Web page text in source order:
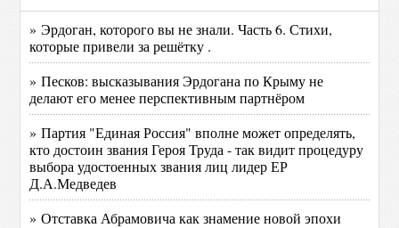
» Эрдоган, которого вы не знали. Часть 6. Стихи,
которые привели за решётку .
» Песков: высказывания Эрдогана по Крыму не
делают его менее перспективным партнёром
» Партия "Единая Россия" вполне может определять,
кто достоин звания Героя Труда - так видит процедуру
выбора удостоенных звания лиц лидер ЕР
Д.А.Медведев
» Отставка Абрамовича как знамение новой эпохи